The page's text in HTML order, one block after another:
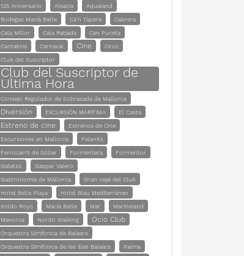
125 Aniversario Alsacia
Aqualand
Bodegas Macià Batle
Ca'n Tàpera
Cabrera
Cala Millor
Cala Ratjada
Can Puceta
Cantabria
Carnaval Cine
Circo
Club del Suscriptor
Club del Suscriptor de
Ultima Hora
Consejo Regulador de Sobrasada de Mallorca
Diversión EXCURSIÓN MARÍTIMA El Casta
Estreno de cine
Estrenos de Cine
Excursiones en Mallorca
Felanitx
Ferrocarril de Sóller
Formentera
Formentor
Galatzó
Gaspar Valero
Gastronomía de Mallorca
Gran viaje del Club
Hotel Bella Playa
Hotel Blau Mediterráneo
Koldo Royo
Macià Batle Mar
Marineland
Menorca
Nordic Walking Ocio Club
Orquestra Simfònica de Balears
Orquestra Simfònica de les Illes Balears
Palma